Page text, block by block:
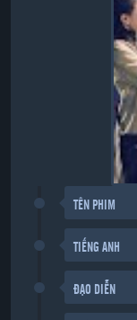
TÊN PHIM
TIẾNG ANH
ĐẠO DIỄN